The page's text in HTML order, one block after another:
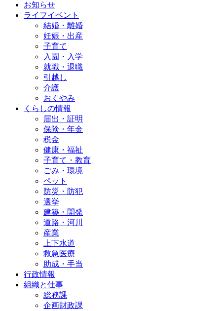
お知らせ
ライフイベント
結婚・離婚
妊娠・出産
子育て
入園・入学
就職・退職
引越し
介護
おくやみ
くらしの情報
届出・証明
保険・年金
税金
健康・福祉
子育て・教育
ごみ・環境
ペット
防災・防犯
選挙
建築・開発
道路・河川
産業
上下水道
救急医療
助成・手当
行政情報
組織と仕事
総務課
企画財政課